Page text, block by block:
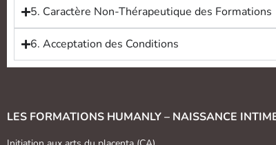
5. Caractère Non-Thérapeutique des Formations
6. Acceptation des Conditions
LES FORMATIONS HUMANLY – NAISSANCE